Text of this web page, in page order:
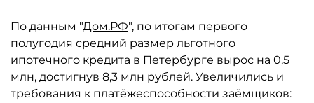
По данным "Дом.РФ", по итогам первого
полугодия средний размер льготного
ипотечного кредита в Петербурге вырос на 0,5
млн, достигнув 8,3 млн рублей. Увеличились и
требования к платёжеспособности заёмщиков: